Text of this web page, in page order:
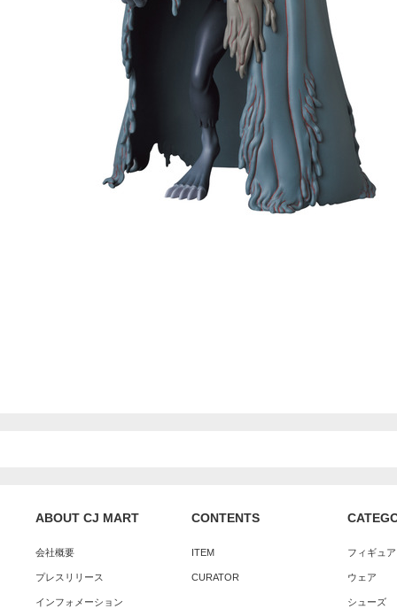
ABOUT CJ MART
会社概要
プレスリリース
インフォメーション
CONTENTS
ITEM
CURATOR
フィギュ
ウェア
シューズ